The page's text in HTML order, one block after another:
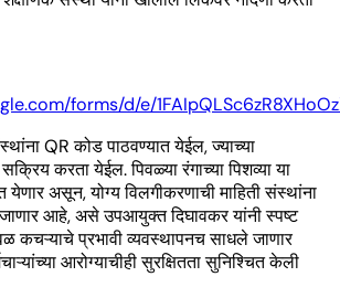
forms/d/e/
QR कोड पाठवण्यात येईल, ज्याच्या
करता येईल. पिवळ्या रंगाच्या पिशव्या या
येणार असून, योग्य विलगीकरणाची माहिती संस्थांना
जाणार आहे, असे उपआयुक्त दिघावकर यांनी स्पष्ट
प्रभावी व्यवस्थापनच साधले जाणार
आरोग्याचीही सुरक्षितता सुनिश्चित केली